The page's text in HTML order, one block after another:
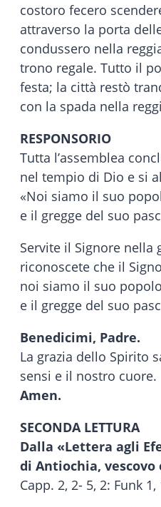
costoro fecero
attraverso la porta
condussero nella
trono regale. Tutto il
festa; la città restò
con la spada nella
RESPONSORIO
Tutta l’assemblea
nel tempio di Dio e si
«Noi siamo il suo
e il gregge del suo
Servite il Signore nella
riconoscete che il
noi siamo il suo popolo
e il gregge del suo
Benedicimi, Padre.
La grazia dello Spirito
sensi e il nostro cuore.
Amen.
SECONDA LETTURA
Dalla «Lettera agli
di Antiochia,
Capp. 2, 2- 5, 2: Funk 1,